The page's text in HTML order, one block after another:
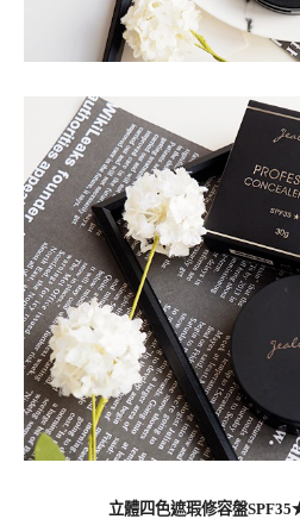
立體四色遮瑕修容盤